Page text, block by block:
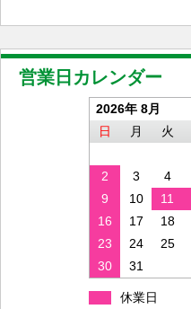
営業日カレンダー
2026年 8月
日
月 火
2
3 4
9
10 11
16
17 18
23
24 25
30
31
休業日